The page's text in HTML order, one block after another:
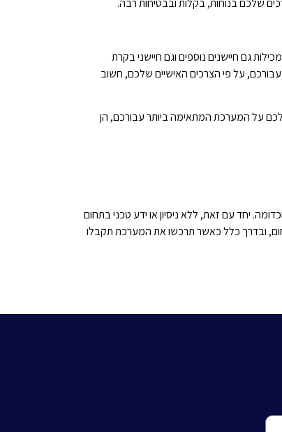
שלכם בנוחות, בקלות ובבטיחות רבה.
גם חיישנים נוספים וגם חיישני בקרת
על פי הצרכים האישיים שלכם, חשוב
על המערכת המתאימה ביותר עבורכם, הן
יחד עם זאת, ללא ניסיון או ידע טכני בתחום
ובדרך כלל כאשר תרכשו את המערכת תקבלו